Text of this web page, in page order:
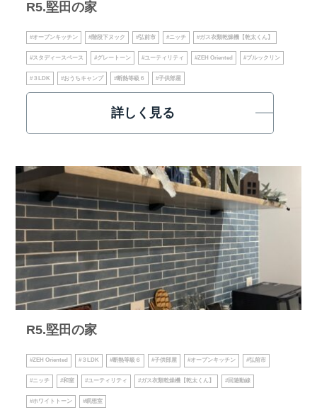
R5.堅田の家
#オープンキッチン #階段下ヌック #弘前市 #ニッチ #ガス衣類乾燥機【乾太くん】
#スタディースペース #グレートーン #ユーティリティ #ZEH Oriented #ブルックリン
#３LDK #おうちキャンプ #断熱等級６ #子供部屋
詳しく見る
R5.堅田の家
#ZEH Oriented #３LDK #断熱等級６ #子供部屋 #オープンキッチン #弘前市
#ニッチ #和室 #ユーティリティ #ガス衣類乾燥機【乾太くん】 #回遊動線
#ホワイトトーン #瞑想室